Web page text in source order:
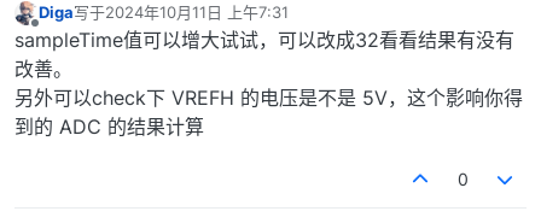
离线
Diga写于2024年10月11日 上午7:31
最后由 编辑
sampleTime值可以增大试试，可以改成32看看结果有没有
改善。
另外可以check下 VREFH 的电压是不是 5V，这个影响你得
到的 ADC 的结果计算
0